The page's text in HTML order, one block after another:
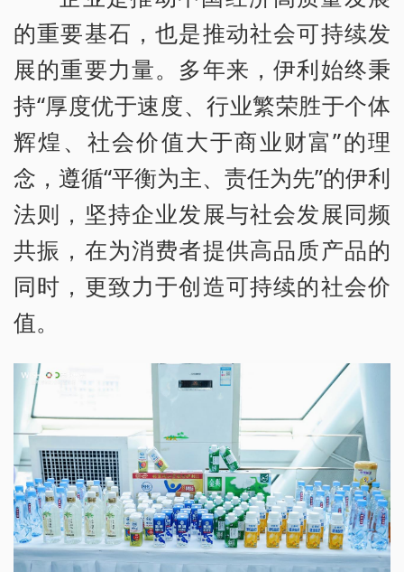
的重要基石，也是推动社会可持续发
展的重要力量。多年来，伊利始终秉
持“厚度优于速度、行业繁荣胜于个体
辉煌、社会价值大于商业财富”的理
念，遵循“平衡为主、责任为先”的伊利
法则，坚持企业发展与社会发展同频
共振，在为消费者提供高品质产品的
同时，更致力于创造可持续的社会价
值。